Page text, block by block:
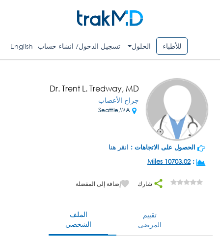
للأطباء الحلول تسجيل الدخول/ انشاء حساب English
Dr. Trent L. Tredway, MD
جراح الأعصاب
الحصول على الاتجاهات : انقر هنا
:
10703.02 Miles
شارك إضافة إلى المفضلة
الملف
الشخصي
تقييم
المرضى